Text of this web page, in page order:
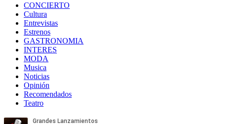
CONCIERTO
Cultura
Entrevistas
Estrenos
GASTRONOMIA
INTERES
MODA
Musica
Noticias
Opinión
Recomendados
Teatro